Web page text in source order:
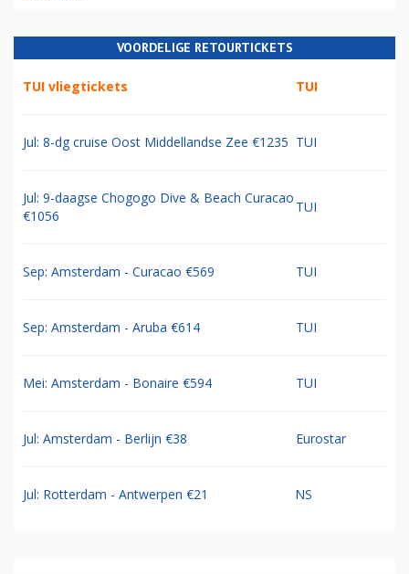
VOORDELIGE RETOURTICKETS
TUI vliegtickets TUI
Jul: 8-dg cruise Oost Middellandse Zee €1235 TUI
Jul: 9-daagse Chogogo Dive & Beach Curacao
€1056
TUI
Sep: Amsterdam - Curacao €569 TUI
Sep: Amsterdam - Aruba €614 TUI
Mei: Amsterdam - Bonaire €594 TUI
Jul: Amsterdam - Berlijn €38 Eurostar
Jul: Rotterdam - Antwerpen €21 NS